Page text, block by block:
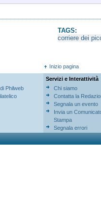
TAGS:
corriere dei
Inizio pagina
Philweb
Servizi e Interattività
Chi siamo
Contatta la
Segnala un evento
Invia un
Stampa
Segnala errori